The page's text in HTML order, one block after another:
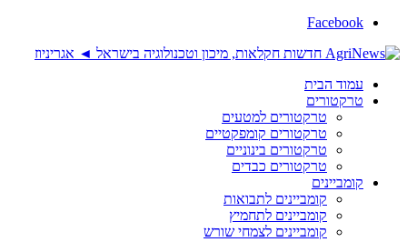
Facebook
עמוד הבית
טרקטורים
טרקטורים למטעים
טרקטורים קומפקטיים
טרקטורים בינוניים
טרקטורים כבדים
קומביינים
קומביינים לתבואות
קומביינים לתחמיץ
קומביינים לצמחי שורש